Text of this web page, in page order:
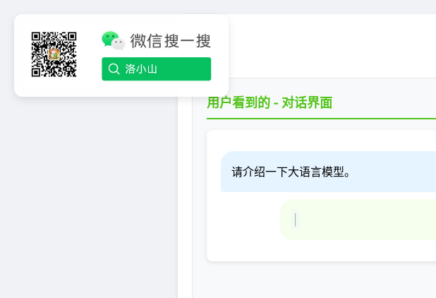
用户看到的 - 对话界面
请介绍一下大语言模型。